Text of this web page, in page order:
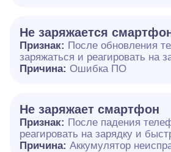
Не заряжается
Признак: После обновления
заряжаться и реагировать на
Причина: Ошибка ПО
Не заряжает смартфон
Признак: После падения
реагировать на зарядку и
Причина: Аккумулятор